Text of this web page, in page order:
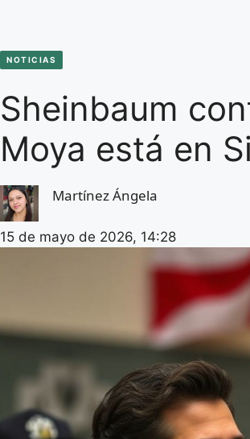
NOTICIAS
Sheinbaum
Moya está en
Martínez Ángela
15 de mayo de 2026, 14:28